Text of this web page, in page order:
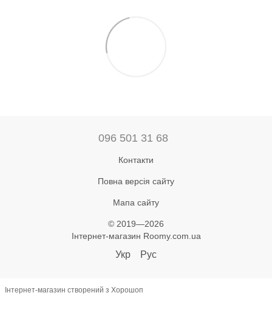
096 501 31 68
Контакти
Повна версія сайту
Мапа сайту
© 2019—2026
Інтернет-магазин Roomy.com.ua
Укр Рус
Інтернет-магазин створений з Хорошоп